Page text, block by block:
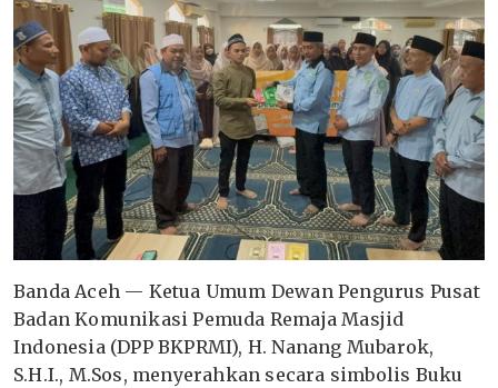
Banda Aceh — Ketua Umum Dewan Pengurus Pusat
Badan Komunikasi Pemuda Remaja Masjid
Indonesia (DPP BKPRMI), H. Nanang Mubarok,
S.H.I., M.Sos, menyerahkan secara simbolis Buku